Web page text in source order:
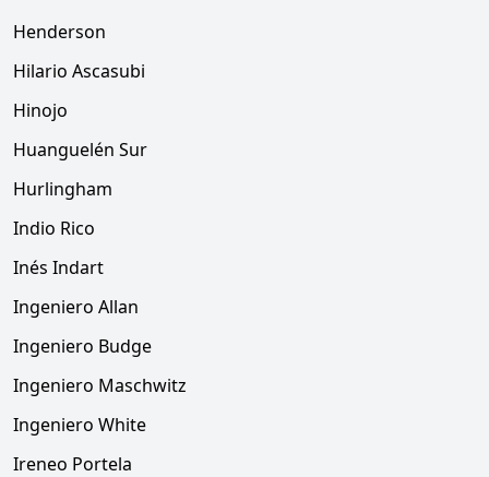
Henderson
Hilario Ascasubi
Hinojo
Huanguelén Sur
Hurlingham
Indio Rico
Inés Indart
Ingeniero Allan
Ingeniero Budge
Ingeniero Maschwitz
Ingeniero White
Ireneo Portela